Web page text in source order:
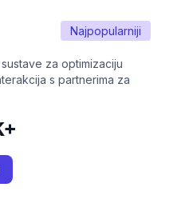
Najpopularniji
za optimizaciju
s partnerima za